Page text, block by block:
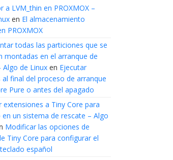
a LVM_thin en PROXMOX –
en El almacenamiento
PROXMOX
todas las particiones que se
montadas en el arranque de
Algo de Linux en Ejecutar
final del proceso de arranque
Pure o antes del apagado
extensiones a Tiny Core para
un sistema de rescate – Algo
Modificar las opciones de
Tiny Core para configurar el
español